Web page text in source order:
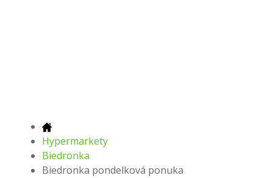
Hypermarkety
Biedronka
Biedronka pondelková ponuka